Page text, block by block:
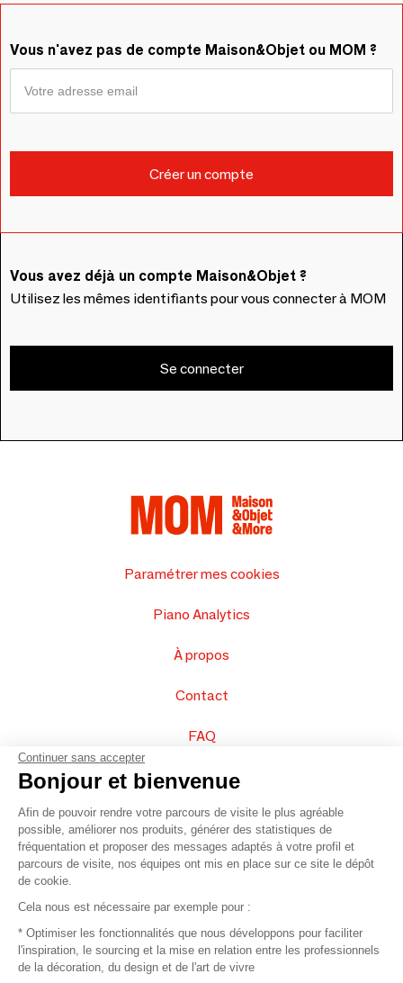
Vous n'avez pas de compte Maison&Objet ou MOM ?
Vous avez déjà un compte Maison&Objet ?
Utilisez les mêmes identifiants pour vous connecter à MOM
Se connecter
Paramétrer mes cookies
Piano Analytics
À propos
Contact
FAQ
Vendez vos produits
Plan du site
© 2016 –Organisation SAFI
Recrutement
Continuer sans accepter
Bonjour et bienvenue
Afin de pouvoir rendre votre parcours de visite le plus agréable
possible, améliorer nos produits, générer des statistiques de
fréquentation et proposer des messages adaptés à votre profil et
parcours de visite, nos équipes ont mis en place sur ce site le dépôt
de cookie.
Cela nous est nécessaire par exemple pour :
* Optimiser les fonctionnalités que nous développons pour faciliter
l'inspiration, le sourcing et la mise en relation entre les professionnels
de la décoration, du design et de l'art de vivre